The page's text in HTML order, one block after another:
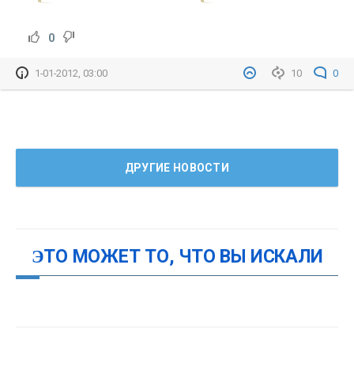
0
10 0
1-01-2012, 03:00
ДРУГИЕ НОВОСТИ
ЭТО МОЖЕТ ТО, ЧТО ВЫ ИСКАЛИ